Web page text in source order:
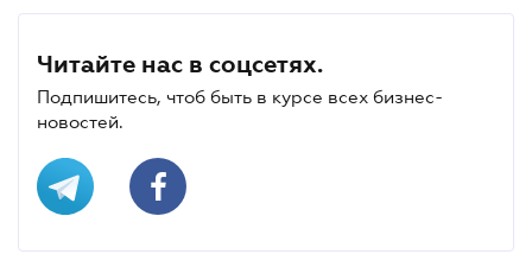
Читайте нас в соцсетях.
Подпишитесь, чтоб быть в курсе всех бизнес-
новостей.